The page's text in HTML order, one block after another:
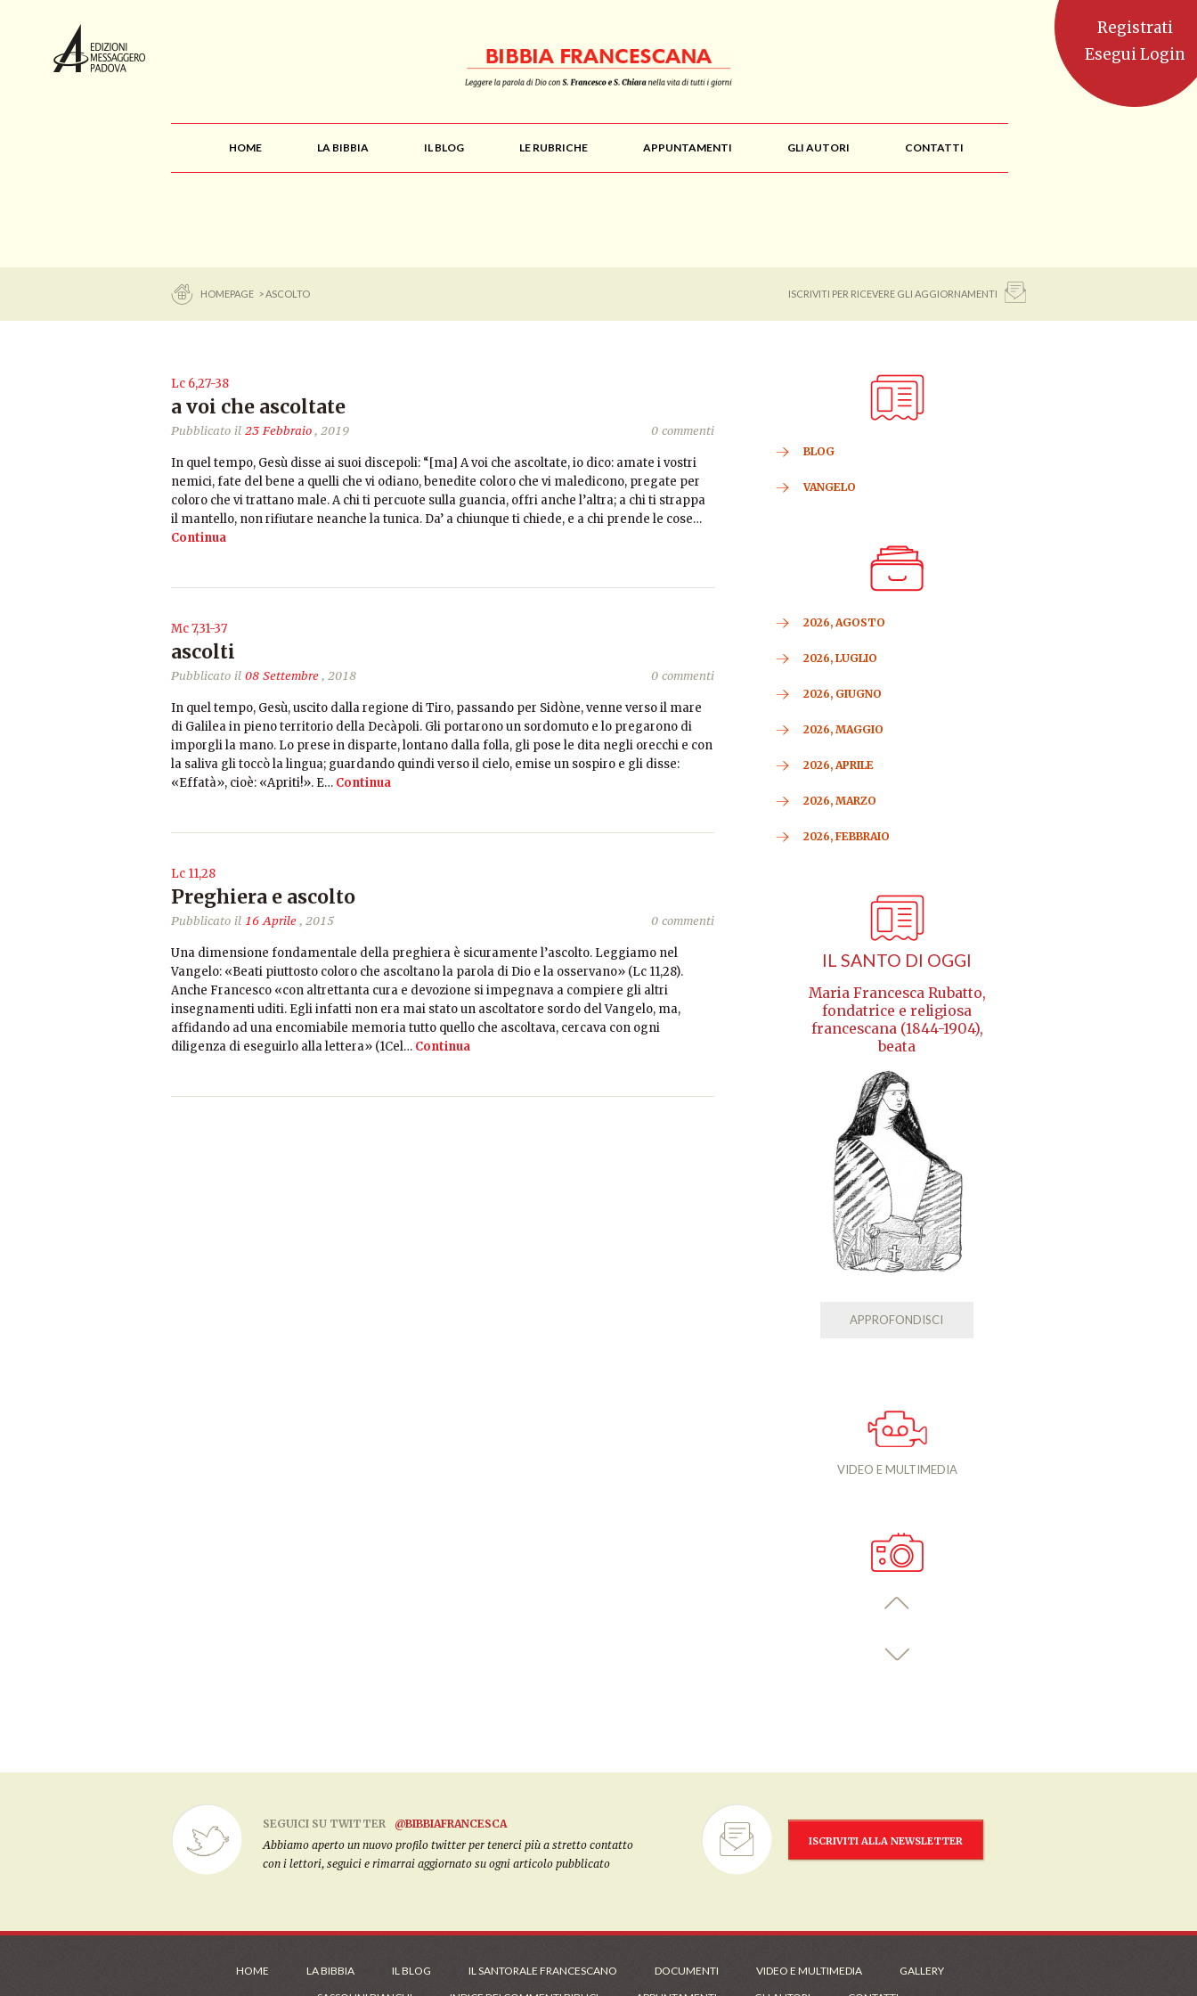
HOME LA BIBBIA IL BLOG LE RUBRICHE APPUNTAMENTI GLI AUTORI CONTATTI
HOMEPAGE > ASCOLTO ISCRIVITI PER RICEVERE GLI AGGIORNAMENTI
Lc 6,27-38
a voi che ascoltate
Pubblicato il 23 Febbraio, 2019 0 commenti
In quel tempo, Gesù disse ai suoi discepoli: “[ma] A voi che ascoltate, io dico: amate i vostri
nemici, fate del bene a quelli che vi odiano, benedite coloro che vi maledicono, pregate per
coloro che vi trattano male. A chi ti percuote sulla guancia, offri anche l’altra; a chi ti strappa
il mantello, non rifiutare neanche la tunica. Da’ a chiunque ti chiede, e a chi prende le cose…
Continua
Mc 7,31-37
ascolti
Pubblicato il 08 Settembre, 2018 0 commenti
In quel tempo, Gesù, uscito dalla regione di Tiro, passando per Sidòne, venne verso il mare
di Galilea in pieno territorio della Decàpoli. Gli portarono un sordomuto e lo pregarono di
imporgli la mano. Lo prese in disparte, lontano dalla folla, gli pose le dita negli orecchi e con
la saliva gli toccò la lingua; guardando quindi verso il cielo, emise un sospiro e gli disse:
«Effatà», cioè: «Apriti!». E… Continua
Lc 11,28
Preghiera e ascolto
Pubblicato il 16 Aprile, 2015 0 commenti
Una dimensione fondamentale della preghiera è sicuramente l’ascolto. Leggiamo nel
Vangelo: «Beati piuttosto coloro che ascoltano la parola di Dio e la osservano» (Lc 11,28).
Anche Francesco «con altrettanta cura e devozione si impegnava a compiere gli altri
insegnamenti uditi. Egli infatti non era mai stato un ascoltatore sordo del Vangelo, ma,
affidando ad una encomiabile memoria tutto quello che ascoltava, cercava con ogni
diligenza di eseguirlo alla lettera» (1Cel… Continua
BLOG
VANGELO
2026, AGOSTO
2026, LUGLIO
2026, GIUGNO
2026, MAGGIO
2026, APRILE
2026, MARZO
2026, FEBBRAIO
IL SANTO DI OGGI
Maria Francesca Rubatto,
fondatrice e religiosa
francescana (1844-1904),
beata
APPROFONDISCI
VIDEO E MULTIMEDIA
SEGUICI SU TWITTER
@BIBBIAFRANCESCA
Abbiamo aperto un nuovo profilo twitter per tenerci più a stretto contatto
con i lettori, seguici e rimarrai aggiornato su ogni articolo pubblicato
ISCRIVITI ALLA NEWSLETTER
HOME LA BIBBIA IL BLOG IL SANTORALE FRANCESCANO DOCUMENTI VIDEO E MULTIMEDIA
GALLERY
Registrati
Esegui Login